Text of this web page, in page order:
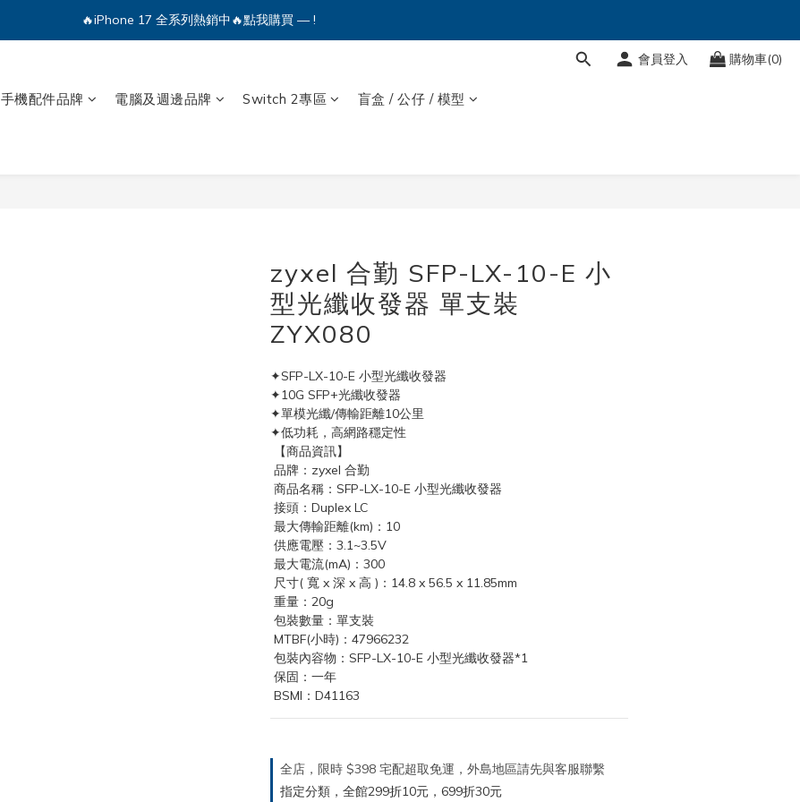
🔥iPhone 17 全系列熱銷中🔥點我購買 — !
會員登入 購物車(0)
手機配件品牌 電腦及週邊品牌 Switch 2專區 盲盒 / 公仔 / 模型
zyxel 合勤 SFP-LX-10-E 小
型光纖收發器 單支裝
ZYX080
✦SFP-LX-10-E 小型光纖收發器
✦10G SFP+光纖收發器
✦單模光纖/傳輸距離10公里
✦低功耗，高網路穩定性
【商品資訊】
品牌：zyxel 合勤
商品名稱：SFP-LX-10-E 小型光纖收發器
接頭：Duplex LC
最大傳輸距離(km)：10
供應電壓：3.1~3.5V
最大電流(mA)：300
尺寸( 寬 x 深 x 高 )：14.8 x 56.5 x 11.85mm
重量：20g
包裝數量：單支裝
MTBF(小時)：47966232
包裝內容物：SFP-LX-10-E 小型光纖收發器*1
保固：一年
BSMI：D41163
全店，限時 $398 宅配超取免運，外島地區請先與客服聯繫
指定分類，全館299折10元，699折30元